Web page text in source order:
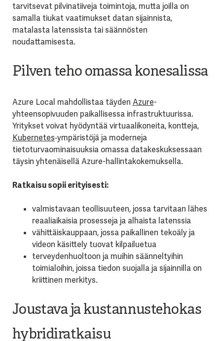
tarvitsevat pilvinatiiveja toimintoja, mutta joilla on
samalla tiukat vaatimukset datan sijainnista,
matalasta latenssista tai säännösten
noudattamisesta.
Pilven teho omassa konesalissa
Azure Local mahdollistaa täyden Azure-
yhteensopivuuden paikallisessa infrastruktuurissa.
Yritykset voivat hyödyntää virtuaalikoneita, kontteja,
Kubernetes‑ympäristöjä ja moderneja
tietoturvaominaisuuksia omassa datakeskuksessaan
täysin yhtenäisellä Azure-hallintakokemuksella.
Ratkaisu sopii erityisesti:
valmistavaan teollisuuteen, jossa tarvitaan lähes
reaaliaikaisia prosesseja ja alhaista latenssia
vähittäiskauppaan, jossa paikallinen tekoäly ja
videon käsittely tuovat kilpailuetua
terveydenhuoltoon ja muihin säänneltyihin
toimialoihin, joissa tiedon suojalla ja sijainnilla on
kriittinen merkitys.
Joustava ja kustannustehokas
hybridiratkaisu